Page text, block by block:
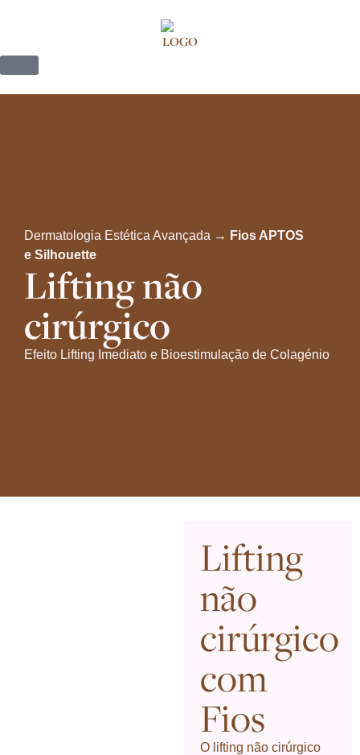
Dermatologia Estética Avançada → Fios APTOS
e Silhouette
Lifting não
cirúrgico
Efeito Lifting Imediato e Bioestimulação de Colagénio
Lifting
não
cirúrgico
com
Fios
O lifting não cirúrgico